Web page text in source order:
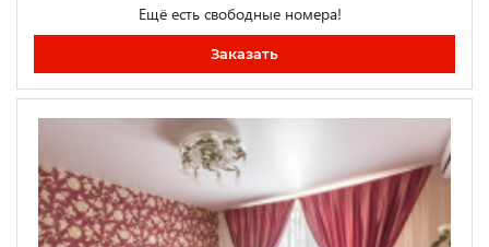
Ещё есть свободные номера!
Заказать